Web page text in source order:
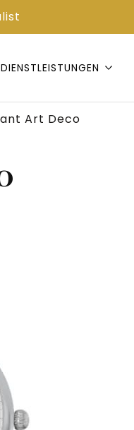
DIENST­LEISTUNGEN
Art Deco